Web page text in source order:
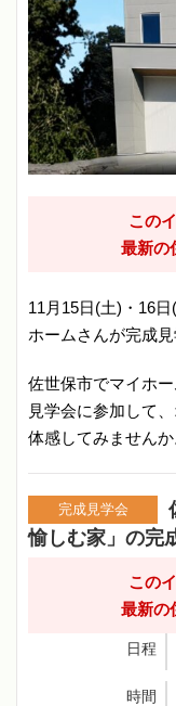
この
最新の
11月15日(土)・16
ホームさんが完成見
佐世保市でマイホ
見学会に参加して
体感してみませんか
愉しむ家」の完
この
最新の
日程
時間
完成見学会